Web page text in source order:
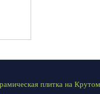
плитка на Крутом